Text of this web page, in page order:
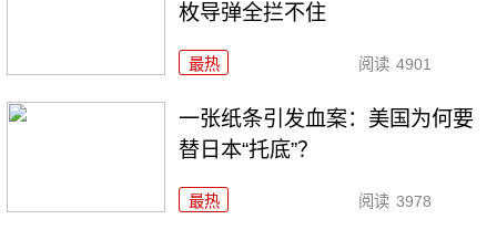
枚导弹全拦不住
最热 阅读 4901
一张纸条引发血案：美国为何要
替日本“托底”？
最热 阅读 3978